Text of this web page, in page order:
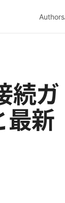
Authors
続ガ
最新